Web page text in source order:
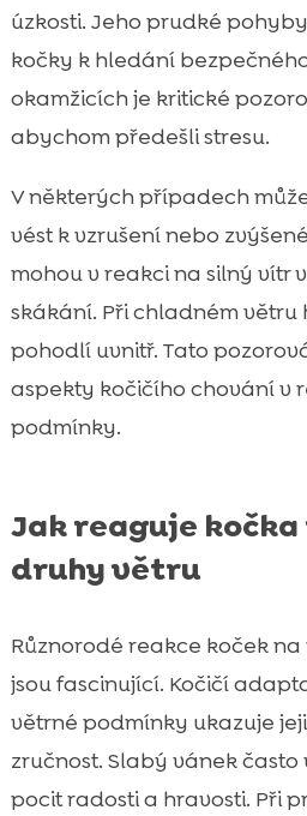
úzkosti. Jeho prudké
kočky k hledání
okamžicích je kritické
abychom předešli stresu.
V některých případech
vést k vzrušení nebo
mohou v reakci na silný vítr
skákání. Při chladném
pohodlí uvnitř. Tato
aspekty kočičího chování v
podmínky.
Jak reaguje kočka
druhy větru
Různorodé reakce koček
jsou fascinující. Kočičí
větrné podmínky ukazuje
zručnost. Slabý vánek
pocit radosti a hravosti. Při